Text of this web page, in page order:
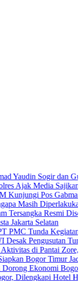
dan Gus Sholeh
Sajikan
Pos Gabma Temajuk
Diperlakukan
Resmi Diseret ke
Selatan
Kegiatan Demi
Tuntas
Pantai Zore, Bea
Timur Jadi Pusat
Bogor Timur
Hotel Hewan dan